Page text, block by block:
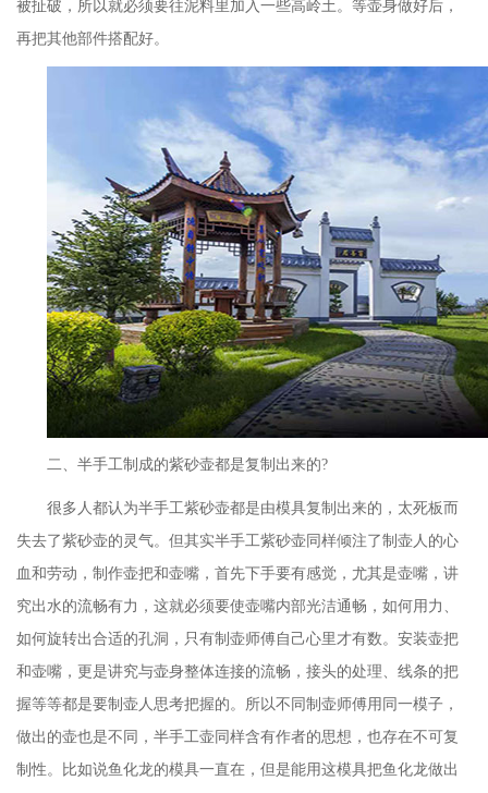
被扯破，所以就必须要往泥料里加入一些高岭土。等壶身做好后，
再把其他部件搭配好。
二、半手工制成的紫砂壶都是复制出来的?
很多人都认为半手工紫砂壶都是由模具复制出来的，太死板而
失去了紫砂壶的灵气。但其实半手工紫砂壶同样倾注了制壶人的心
血和劳动，制作壶把和壶嘴，首先下手要有感觉，尤其是壶嘴，讲
究出水的流畅有力，这就必须要使壶嘴内部光洁通畅，如何用力、
如何旋转出合适的孔洞，只有制壶师傅自己心里才有数。安装壶把
和壶嘴，更是讲究与壶身整体连接的流畅，接头的处理、线条的把
握等等都是要制壶人思考把握的。所以不同制壶师傅用同一模子，
做出的壶也是不同，半手工壶同样含有作者的思想，也存在不可复
制性。比如说鱼化龙的模具一直在，但是能用这模具把鱼化龙做出